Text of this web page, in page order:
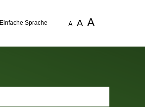
Einfache Sprache A A A